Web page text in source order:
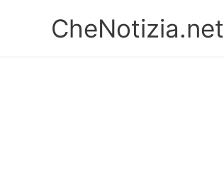
CheNotizia.net